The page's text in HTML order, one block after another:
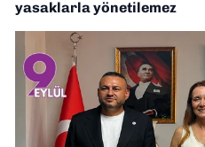
yasaklarla yönetilemez